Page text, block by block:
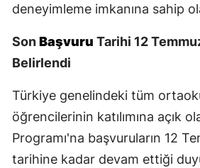
Ordu
deneyimleme imkanına sahip
SonBaşvuru Tarihi 12
Belirlendi
Türkiye genelindeki tüm
öğrencilerinin katılımına açık
Programı'na başvuruların 12
tarihine kadar devam ettiği